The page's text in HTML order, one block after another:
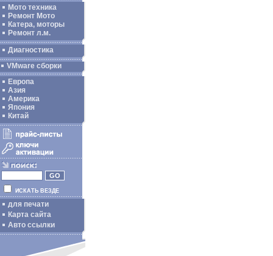
Мото техника
Ремонт Мото
Катера, моторы
Ремонт л.м.
Диагностика
VMware сборки
Европа
Азия
Америка
Япония
Китай
ИСКАТЬ ВЕЗДЕ
для печати
Карта сайта
Авто ссылки